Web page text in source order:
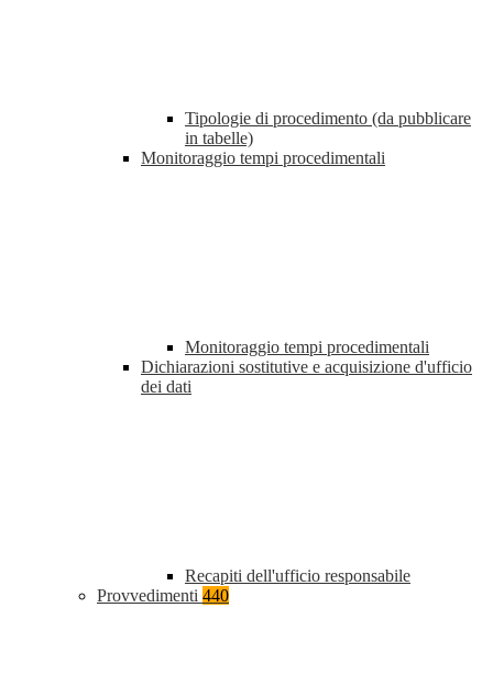
Tipologie di procedimento (da pubblicare
in tabelle)
Monitoraggio tempi procedimentali
Monitoraggio tempi procedimentali
Dichiarazioni sostitutive e acquisizione d'ufficio
dei dati
Recapiti dell'ufficio responsabile
Provvedimenti 440